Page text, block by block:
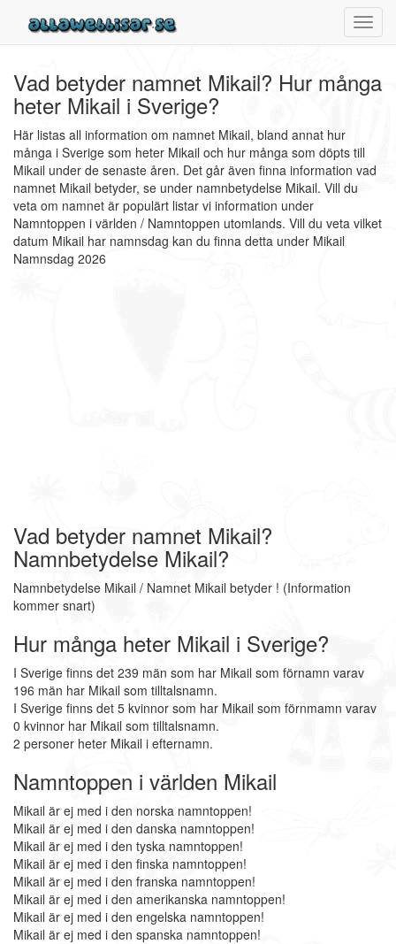
Vad betyder namnet Mikail? Hur många
heter Mikail i Sverige?
Här listas all information om namnet Mikail, bland annat hur
många i Sverige som heter Mikail och hur många som döpts till
Mikail under de senaste åren. Det går även finna information vad
namnet Mikail betyder, se under namnbetydelse Mikail. Vill du
veta om namnet är populärt listar vi information under
Namntoppen i världen / Namntoppen utomlands. Vill du veta vilket
datum Mikail har namnsdag kan du finna detta under Mikail
Namnsdag 2026
Vad betyder namnet Mikail?
Namnbetydelse Mikail?
Namnbetydelse Mikail / Namnet Mikail betyder ! (Information
kommer snart)
Hur många heter Mikail i Sverige?
I Sverige finns det 239 män som har Mikail som förnamn varav
196 män har Mikail som tilltalsnamn.
I Sverige finns det 5 kvinnor som har Mikail som förnmamn varav
0 kvinnor har Mikail som tilltalsnamn.
2 personer heter Mikail i efternamn.
Namntoppen i världen Mikail
Mikail är ej med i den norska namntoppen!
Mikail är ej med i den danska namntoppen!
Mikail är ej med i den tyska namntoppen!
Mikail är ej med i den finska namntoppen!
Mikail är ej med i den franska namntoppen!
Mikail är ej med i den amerikanska namntoppen!
Mikail är ej med i den engelska namntoppen!
Mikail är ej med i den spanska namntoppen!